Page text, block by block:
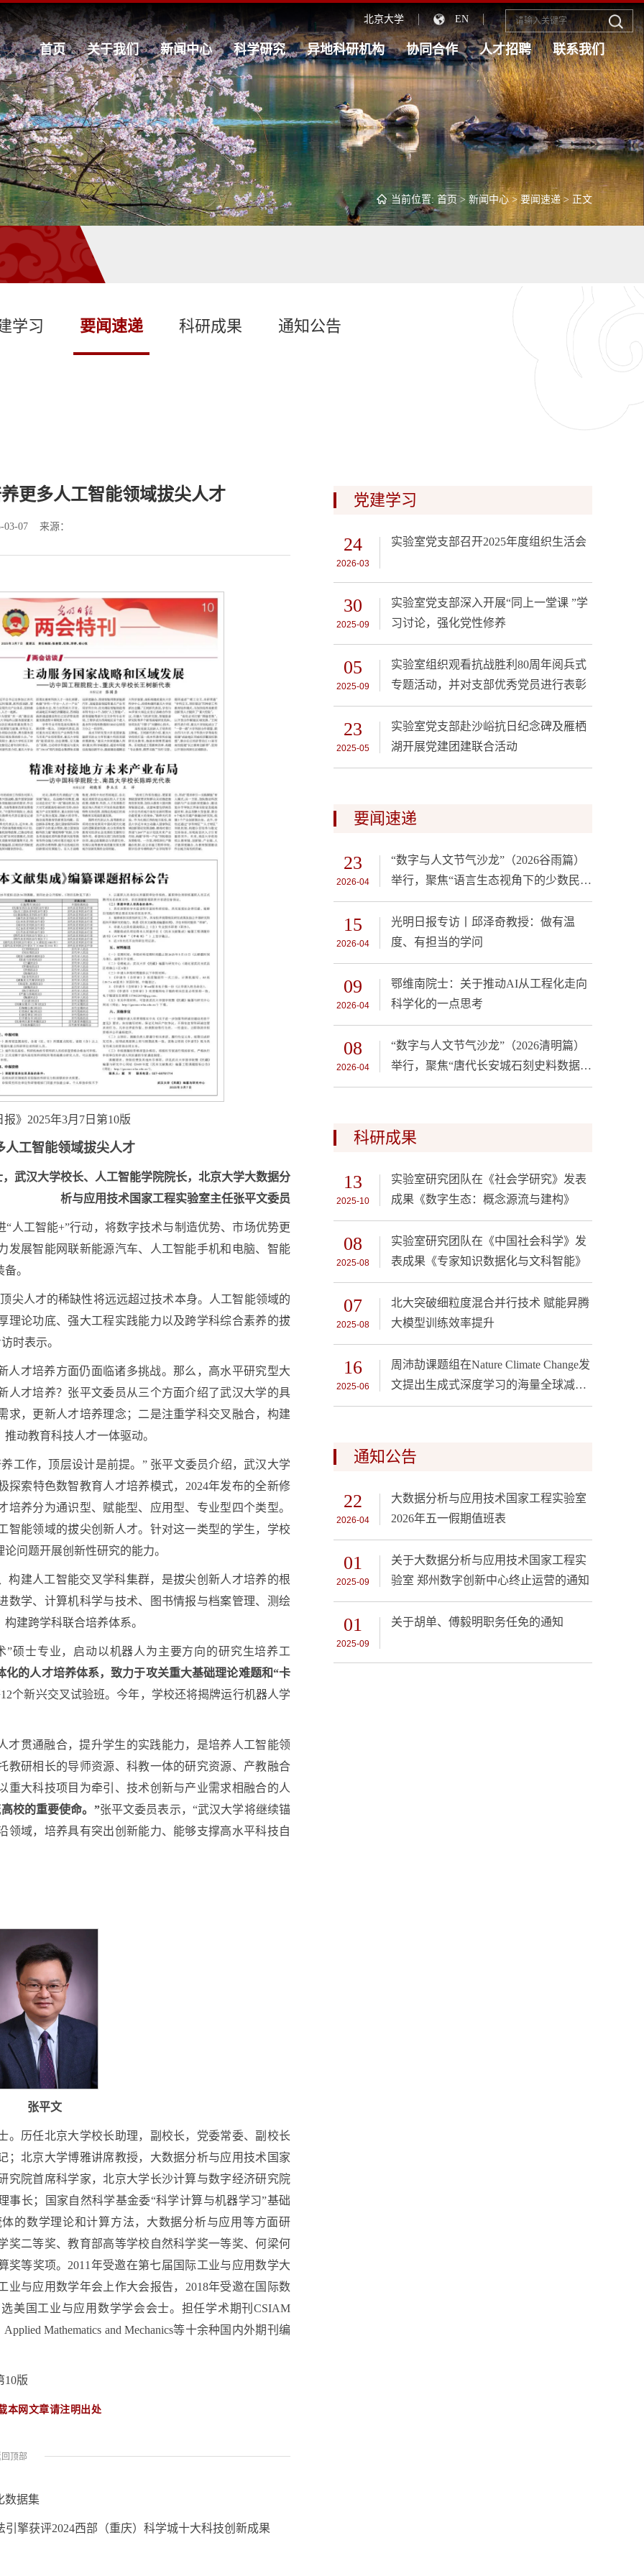
北京大学 EN
首页 关于我们 新闻中心 科学研究 异地科研机构 协同合作 人才招聘 联系我们
当前位置: 首页>新闻中心>要闻速递> 正文
学习 要闻速递 科研成果 通知公告
更多人工智能领域拔尖人才
03-07 来源：
》2025年3月7日第10版
人工智能领域拔尖人才
武汉大学校长、人工智能学院院长，北京大学大数据分
析与应用技术国家工程实验室主任张平文委员
人工智能+”行动，将数字技术与制造优势、市场优势更
发展智能网联新能源汽车、人工智能手机和电脑、智能
。
尖人才的稀缺性将远远超过技术本身。人工智能领域的
理论功底、强大工程实践能力以及跨学科综合素养的拔
时表示。
人才培养方面仍面临诸多挑战。那么，高水平研究型大
人才培养？张平文委员从三个方面介绍了武汉大学的具
求，更新人才培养理念；二是注重学科交叉融合，构建
动教育科技人才一体驱动。
工作，顶层设计是前提。” 张平文委员介绍，武汉大学
探索特色数智教育人才培养模式，2024年发布的全新修
养分为通识型、赋能型、应用型、专业型四个类型。
智能领域的拔尖创新人才。针对这一类型的学生，学校
问题开展创新性研究的能力。
构建人工智能交叉学科集群，是拔尖创新人才培养的根
数学、计算机科学与技术、图书情报与档案管理、测绘
建跨学科联合培养体系。
”硕士专业，启动以机器人为主要方向的研究生培养工
的人才培养体系，致力于攻关重大基础理论难题和“卡
个新兴交叉试验班。今年，学校还将揭牌运行机器人学
才贯通融合，提升学生的实践能力，是培养人工智能领
教研相长的导师资源、科教一体的研究资源、产教融合
重大科技项目为牵引、技术创新与产业需求相融合的人
校的重要使命。”张平文委员表示，“武汉大学将继续锚
领域，培养具有突出创新能力、能够支撑高水平科技自
张平文
。历任北京大学校长助理，副校长，党委常委、副校长
；北京大学博雅讲席教授，大数据分析与应用技术国家
究院首席科学家，北京大学长沙计算与数字经济研究院
事长；国家自然科学基金委“科学计算与机器学习”基础
的数学理论和计算方法，大数据分析与应用等方面研
奖二等奖、教育部高等学校自然科学奖一等奖、何梁何
奖等奖项。2011年受邀在第七届国际工业与应用数学大
业与应用数学年会上作大会报告，2018年受邀在国际数
美国工业与应用数学学会会士。担任学术期刊CSIAM
Applied Mathematics and Mechanics等十余种国内外期刊编
10版
本网文章请注明出处
顶部
数据集
擎获评2024西部（重庆）科学城十大科技创新成果
党建学习
24
2026-03
实验室党支部召开2025年度组织生活会
30
2025-09
实验室党支部深入开展“同上一堂课 ”学
习讨论，强化党性修养
05
2025-09
实验室组织观看抗战胜利80周年阅兵式
专题活动，并对支部优秀党员进行表彰
23
2025-05
实验室党支部赴沙峪抗日纪念碑及雁栖
湖开展党建团建联合活动
要闻速递
23
2026-04
“数字与人文节气沙龙”（2026谷雨篇）
举行，聚焦“语言生态视角下的少数民族
语言数据库建设”
15
2026-04
光明日报专访丨邱泽奇教授：做有温
度、有担当的学问
09
2026-04
鄂维南院士：关于推动AI从工程化走向
科学化的一点思考
08
2026-04
“数字与人文节气沙龙”（2026清明篇）
举行，聚焦“唐代长安城石刻史料数据化
与研究”
科研成果
13
2025-10
实验室研究团队在《社会学研究》发表
成果《数字生态：概念源流与建构》
08
2025-08
实验室研究团队在《中国社会科学》发
表成果《专家知识数据化与文科智能》
07
2025-08
北大突破细粒度混合并行技术 赋能昇腾
大模型训练效率提升
16
2025-06
周沛劼课题组在Nature Climate Change发
文提出生成式深度学习的海量全球减排
情景生成方法
通知公告
22
2026-04
大数据分析与应用技术国家工程实验室
2026年五一假期值班表
01
2025-09
关于大数据分析与应用技术国家工程实
验室 郑州数字创新中心终止运营的通知
01
2025-09
关于胡单、傅毅明职务任免的通知